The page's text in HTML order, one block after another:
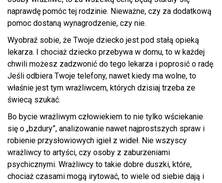
naprawdę pomóc tej rodzinie. Nieważne, czy za dodatkową
pomoc dostaną wynagrodzenie, czy nie.
Wyobraź sobie, że Twoje dziecko jest pod stałą opieką
lekarza. I chociaż dziecko przebywa w domu, to w każdej
chwili możesz zadzwonić do tego lekarza i poprosić o radę.
Jeśli odbiera Twoje telefony, nawet kiedy ma wolne, to
właśnie jest tym wrażliwcem, których dzisiaj trzeba ze
świecą szukać.
Bo bycie wrażliwym człowiekiem to nie tylko wściekanie
się o „bzdury”, analizowanie nawet najprostszych spraw i
robienie przysłowiowych igieł z wideł. Nie wszyscy
wrażliwcy to artyści, czy osoby z zaburzeniami
psychicznymi. Wrażliwcy to takie dobre duszki, które,
chociaż czasami mogą irytować, to wiele od siebie dają i